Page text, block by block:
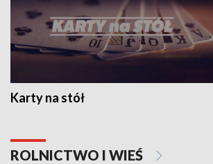
Karty na stół
ROLNICTWO I WIEŚ